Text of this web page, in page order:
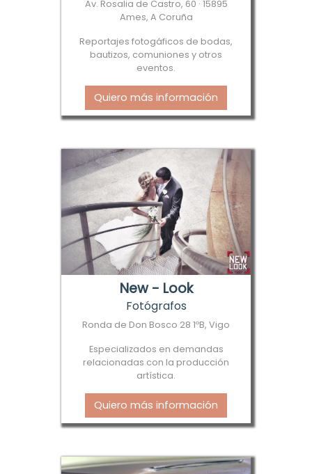
Av. Rosalia de Castro, 60 · 15895
Ames, A Coruña
Reportajes fotogáficos de bodas,
bautizos, comuniones y otros
eventos.
Quiero más información
New - Look
Fotógrafos
Ronda de Don Bosco 28 1ºB, Vigo
Especializados en demandas
relacionadas con la producción
artística.
Quiero más información